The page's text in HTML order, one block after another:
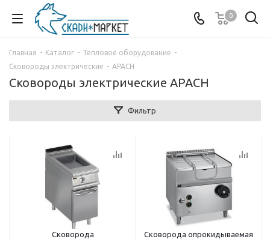
0
Главная - Каталог - Тепловое оборудование -
Сковороды электрические - APACH
Сковороды электрические APACH
Фильтр
Сковорода
Сковорода опрокидываемая